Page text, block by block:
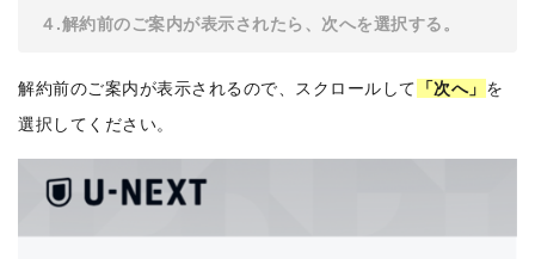
４.解約前のご案内が表示されたら、次へを選択する。
解約前のご案内が表示されるので、スクロールして 「次へ」 を
選択してください。